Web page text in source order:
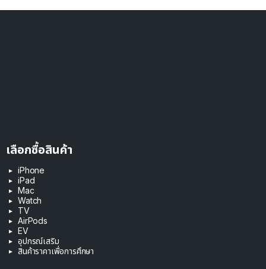
เลือกซื้อสินค้า
iPhone
iPad
Mac
Watch
TV
AirPods
EV
อุปกรณ์เสริม
สินค้าราคาเพื่อการศึกษา